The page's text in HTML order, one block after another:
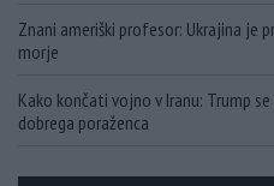
Znani ameriški profesor: Ukrajina je
morje
Kako končati vojno v Iranu: Trump
dobrega poraženca